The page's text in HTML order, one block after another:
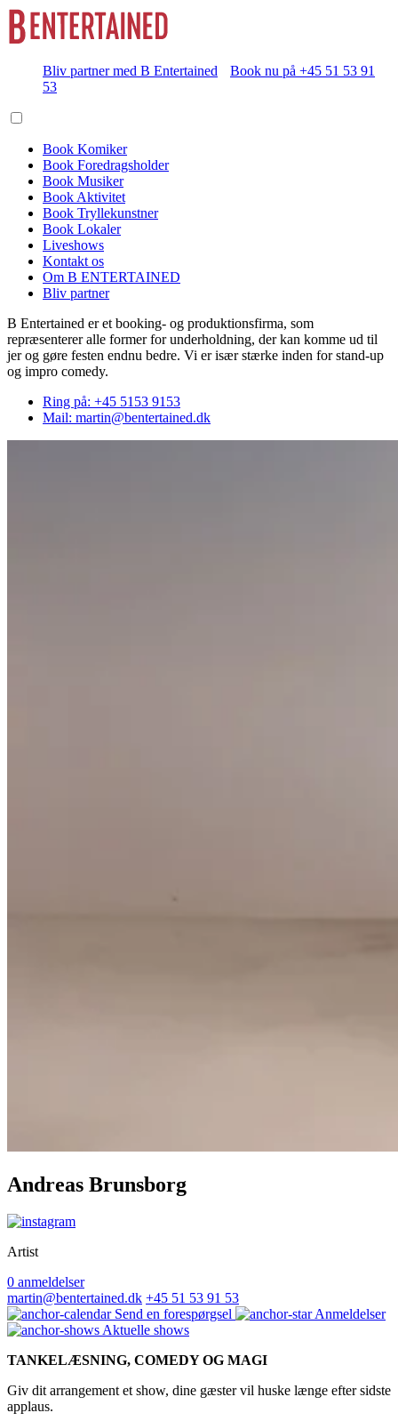
Bliv partner med B Entertained
Book nu på +45 51 53 91
53
Book Komiker
Book Foredragsholder
Book Musiker
Book Aktivitet
Book Tryllekunstner
Book Lokaler
Liveshows
Kontakt os
Om B ENTERTAINED
Bliv partner
B Entertained er et booking- og produktionsfirma, som
repræsenterer alle former for underholdning, der kan komme ud til
jer og gøre festen endnu bedre. Vi er især stærke inden for stand-up
og impro comedy.
Ring på: +45 5153 9153
Mail: martin@bentertained.dk
Andreas Brunsborg
Artist
0 anmeldelser
martin@bentertained.dk +45 51 53 91 53
Send en forespørgsel
Anmeldelser
Aktuelle shows
TANKELÆSNING, COMEDY OG MAGI
Giv dit arrangement et show, dine gæster vil huske længe efter sidste
applaus.